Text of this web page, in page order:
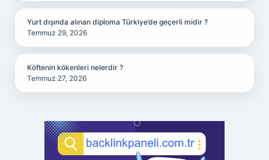
Yurt dışında alınan diploma Türkiye’de geçerli midir ?
Temmuz 29, 2026
Köftenin kökenleri nelerdir ?
Temmuz 27, 2026